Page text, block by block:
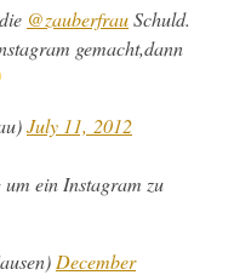
@zauberfrauSchuld.
gemacht,dann
July 11, 2012
ein Insta­gram zu
Decem­ber